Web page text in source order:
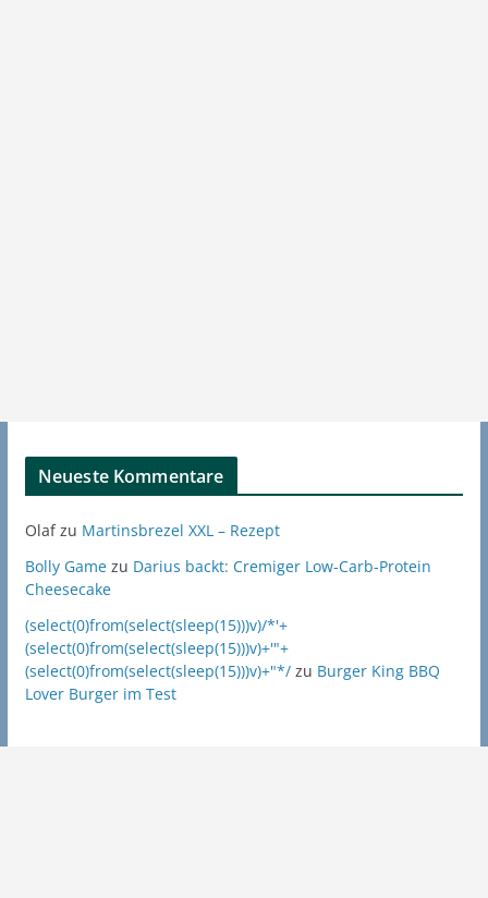
Neueste Kommentare
Olafzu Martinsbrezel XXL – Rezept
Bolly Gamezu Darius backt: Cremiger Low-Carb-Protein
Cheesecake
(select(0)from(select(sleep(15)))v)/*'+
(select(0)from(select(sleep(15)))v)+'"+
(select(0)from(select(sleep(15)))v)+"*/zu Burger King BBQ
Lover Burger im Test